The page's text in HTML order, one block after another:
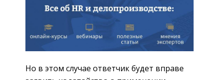
Но в этом случае ответчик будет вправе